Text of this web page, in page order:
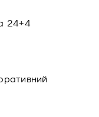
24+4